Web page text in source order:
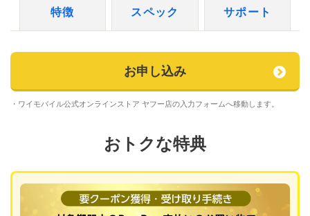
特徴 スペック サポート
お申し込み
・ワイモバイル公式オンラインストア ヤフー店の入力フォームへ移動します。
おトクな特典